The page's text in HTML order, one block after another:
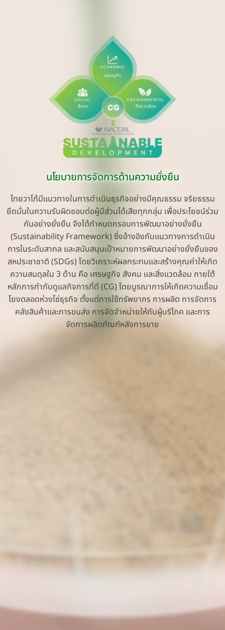
นโยบายการจัดการด้านความยั่งยืน
ไทยวาโก้มีแนวทางในการดำเนินธุรกิจอย่างมีคุณธรรม จริยธรรม
ยึดมั่นในความรับผิดชอบต่อผู้มีส่วนได้เสียทุกกลุ่ม เพื่อประโยชน์ร่วม
กันอย่างยั่งยืน จึงได้กำหนดกรอบการพัฒนาอย่างยั่งยืน
(Sustainability Framework) ซึ่งอ้างอิงกับแนวทางการดำเนิน
การในระดับสากล และสนับสนุนเป้าหมายการพัฒนาอย่างยั่งยืนของ
สหประชาชาติ (SDGs) โดยวิเคราะห์ผลกระทบและสร้างคุณค่าให้เกิด
ความสมดุลใน 3 ด้าน คือ เศรษฐกิจ สังคม และสิ่งแวดล้อม ภายใต้
หลักการกำกับดูแลกิจการที่ดี (CG) โดยบูรณาการให้เกิดความเชื่อม
โยงตลอดห่วงโซ่ธุรกิจ ตั้งแต่การใช้ทรัพยากร การผลิต การจัดการ
คลังสินค้าและการขนส่ง การจัดจำหน่ายให้กับผู้บริโภค และการ
จัดการผลิตภัณฑ์หลังการขาย